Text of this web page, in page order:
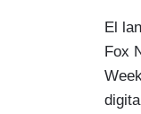
El
Fox